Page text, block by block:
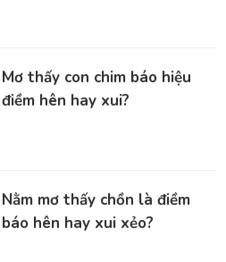
Mơ thấy con chim báo hiệu
điềm hên hay xui?
Nằm mơ thấy chồn là điềm
báo hên hay xui xẻo?